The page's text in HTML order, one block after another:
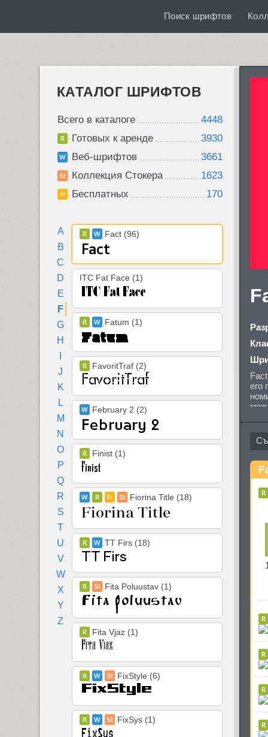
Поиск шрифтов
КАТАЛОГ ШРИФТОВ
Всего в каталоге
4448
Готовых к аренде
3930
Веб-шрифтов
3661
Коллекция Стокера
1623
Бесплатных
170
A
B
C
D
E
F
G
H
J
K
L
M
N
O
P
Q
R
S
T
U
V
W
X
Y
Z
Fact (96)
ITC Fat Face (1)
Fatum (1)
FavoritTraf (2)
February 2 (2)
Finist (1)
Fiorina Title (18)
TT Firs (18)
Fita Poluustav (1)
Fita Vjaz (1)
FixStyle (6)
FixSys (1)
его